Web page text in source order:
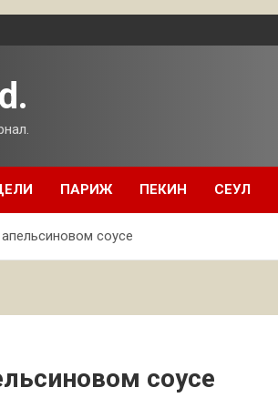
ПАРИЖ ПЕКИН СЕУЛ
соусе
соусе